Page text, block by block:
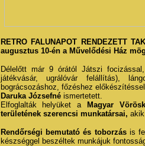
RETRO FALUNAPOT RENDEZETT
augusztus 10-én a Művelődési Ház
Délelőtt már 9 órától Játszi
játékvásár, ugrálóvár felállítás),
bográcsozáshoz, főzéshez
Daruka Józsefnéismertetett.
Elfoglalták helyüket a
Magyar
területének szerencsi munkatársai,
Rendőrségi bemutató és toborzásis
készséggel beszéltek munkájuk